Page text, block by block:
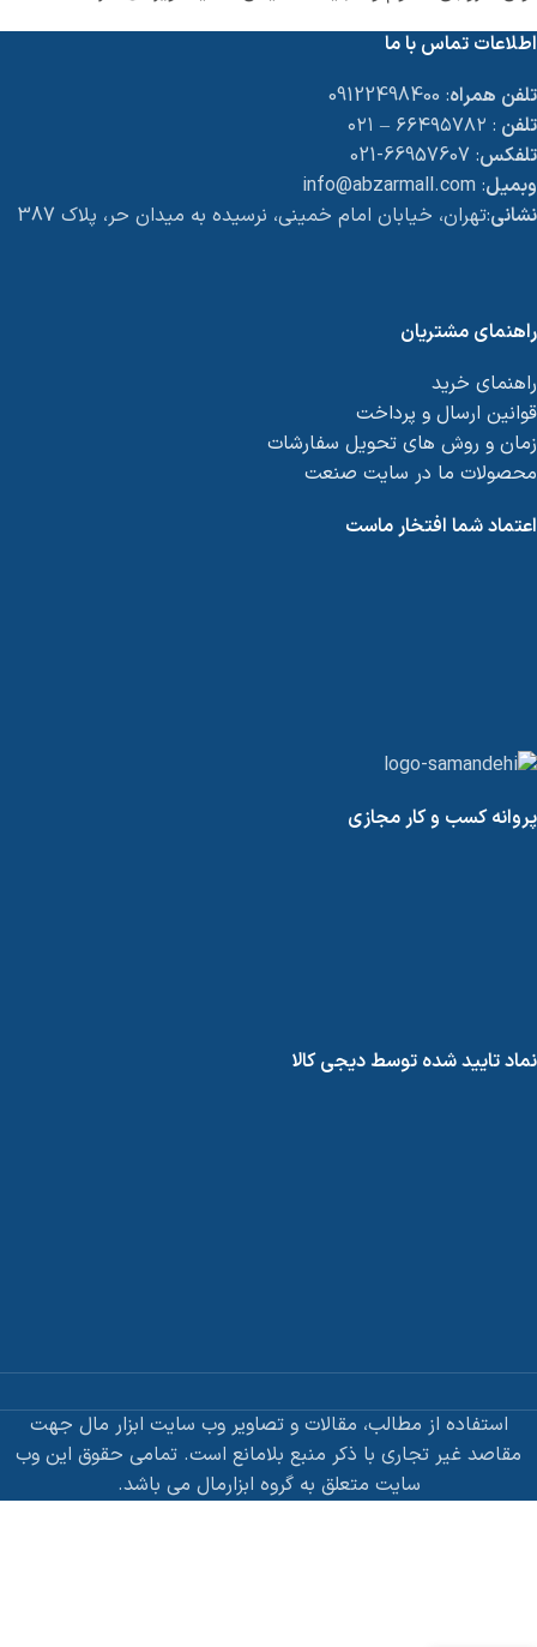
اطلاعات تماس با ما
تلفن همراه: 09122498400
تلفن : ۶۶۴۹۵۷۸۲ – ۰۲۱
تلفکس: 66957607-021
وبمیل: info@abzarmall.com
نشانی:تهران، خیابان امام خمینی، نرسیده به میدان حر، پلاک 387
راهنمای مشتریان
راهنمای خرید
قوانین ارسال و پرداخت
زمان و روش های تحویل سفارشات
محصولات ما در سایت صنعت
اعتماد شما افتخار ماست
پروانه کسب و کار مجازی
نماد تایید شده توسط دیجی کالا
استفاده از مطالب، مقالات و تصاویر وب سایت ابزار مال جهت
مقاصد غیر تجاری با ذکر منبع بلامانع است. تمامی حقوق این وب
سایت متعلق به گروه ابزارمال می باشد.